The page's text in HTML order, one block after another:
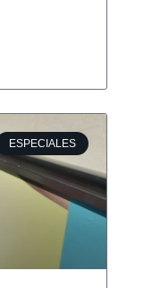
ESPECIALES